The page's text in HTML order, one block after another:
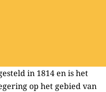
in 1814 en is het
op het gebied van